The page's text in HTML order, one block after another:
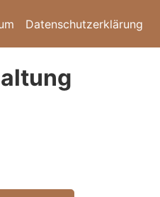
Datenschutzerklärung